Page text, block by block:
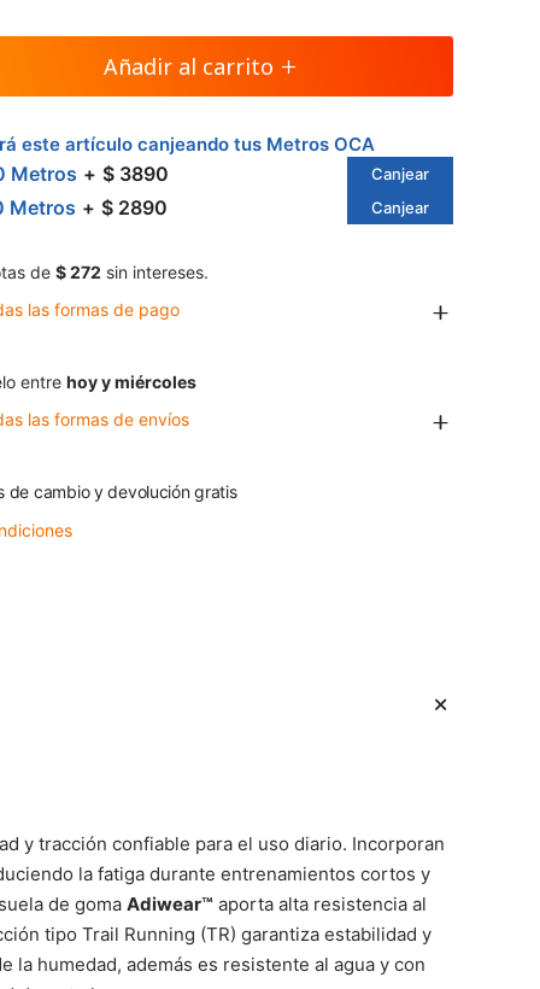
Añadir al carrito
este artículo canjeando tus Metros OCA
Metros $ 3890 Canjear
Metros $ 2890 Canjear
de $ 272 sin intereses.
las formas de pago
entre hoy y miércoles
las formas de envíos
de cambio y devolución gratis
y tracción confiable para el uso diario. Incorporan
la fatiga durante entrenamientos cortos y
de goma Adiwear™ aporta alta resistencia al
tipo Trail Running (TR) garantiza estabilidad y
humedad, además es resistente al agua y con